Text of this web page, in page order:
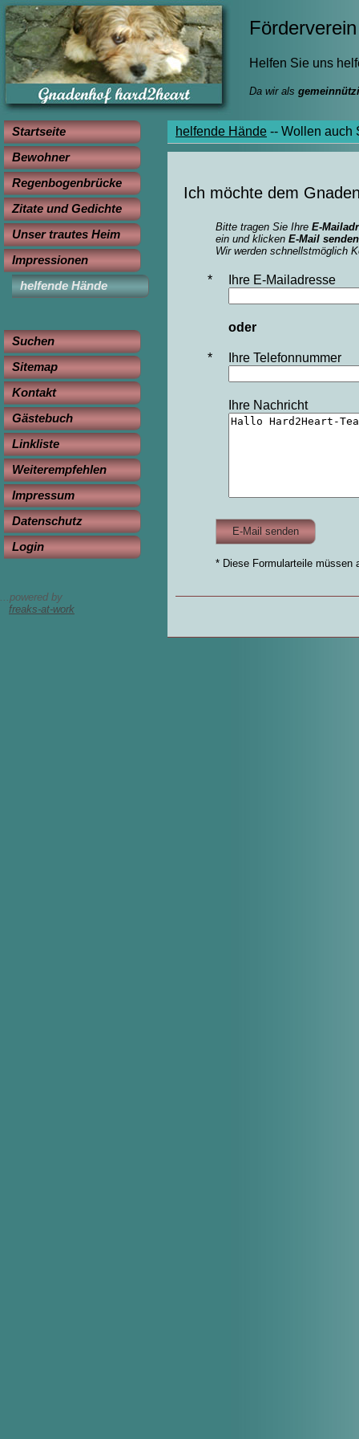
Helfen Sie uns
Da wir als
Startseite
Bewohner
Regenbogenbrücke
Zitate und Gedichte
Unser trautes Heim
Impressionen
helfende Hände
Suchen
Sitemap
Kontakt
Gästebuch
Linkliste
Weiterempfehlen
Impressum
Datenschutz
Login
...powered by
freaks-at-work
helfende Hände -- Wollen auch
Ich möchte dem
Bitte tragen Sie Ihre E-
ein und klicken E-Mail senden
Wir werden schnellstmöglich
* Ihre E-Mailadresse
oder
* Ihre Telefonnummer
Ihre Nachricht
* Diese Formularteile müssen